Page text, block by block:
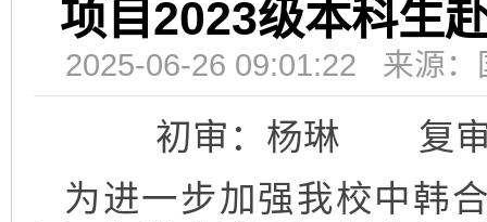
项目2023级本科生
2025-06-26 09:01:22 来源
初审：杨琳 复
为进一步加强我校中韩